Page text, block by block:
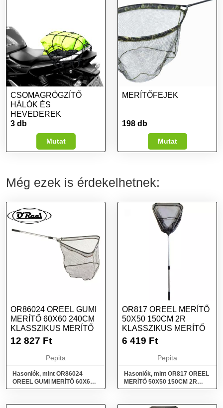
CSOMAGRÖGZÍTŐ
HÁLÓK ÉS
HEVEDEREK
3 db
Mutat
MERÍTŐFEJEK
198 db
Mutat
Még ezek is érdekelhetnek:
OR86024 OREEL GUMI
MERÍTŐ 60X60 240CM
KLASSZIKUS MERÍTŐ
12 827 Ft
Pepita
Hasonlók, mint OR86024
OREEL GUMI MERÍTŐ 60X60
240CM Klasszikus merítő
OR817 OREEL MERÍTŐ
50X50 150CM 2R
KLASSZIKUS MERÍTŐ
6 419 Ft
Pepita
Hasonlók, mint OR817 OREEL
MERÍTŐ 50X50 150CM 2R
Klasszikus merítő